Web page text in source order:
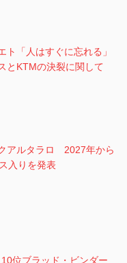
ト「人はすぐに忘れる」
とKTMの決裂に関して
アルタラロ 2027年から
入りを発表
位ブラッド・ビンダー